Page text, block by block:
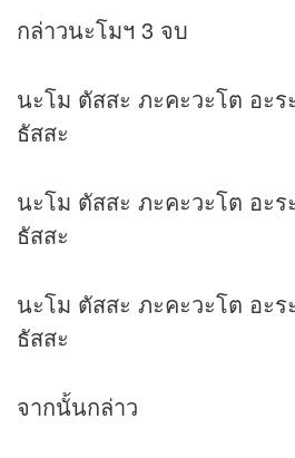
กล่าวนะโมฯ 3 จบ
นะโม ตัสสะ ภะคะวะโต อะ
ธัสสะ
นะโม ตัสสะ ภะคะวะโต อะ
ธัสสะ
นะโม ตัสสะ ภะคะวะโต อะ
ธัสสะ
จากนั้นกล่าว